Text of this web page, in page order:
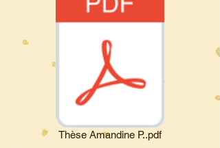
Thèse Amandine P..pdf